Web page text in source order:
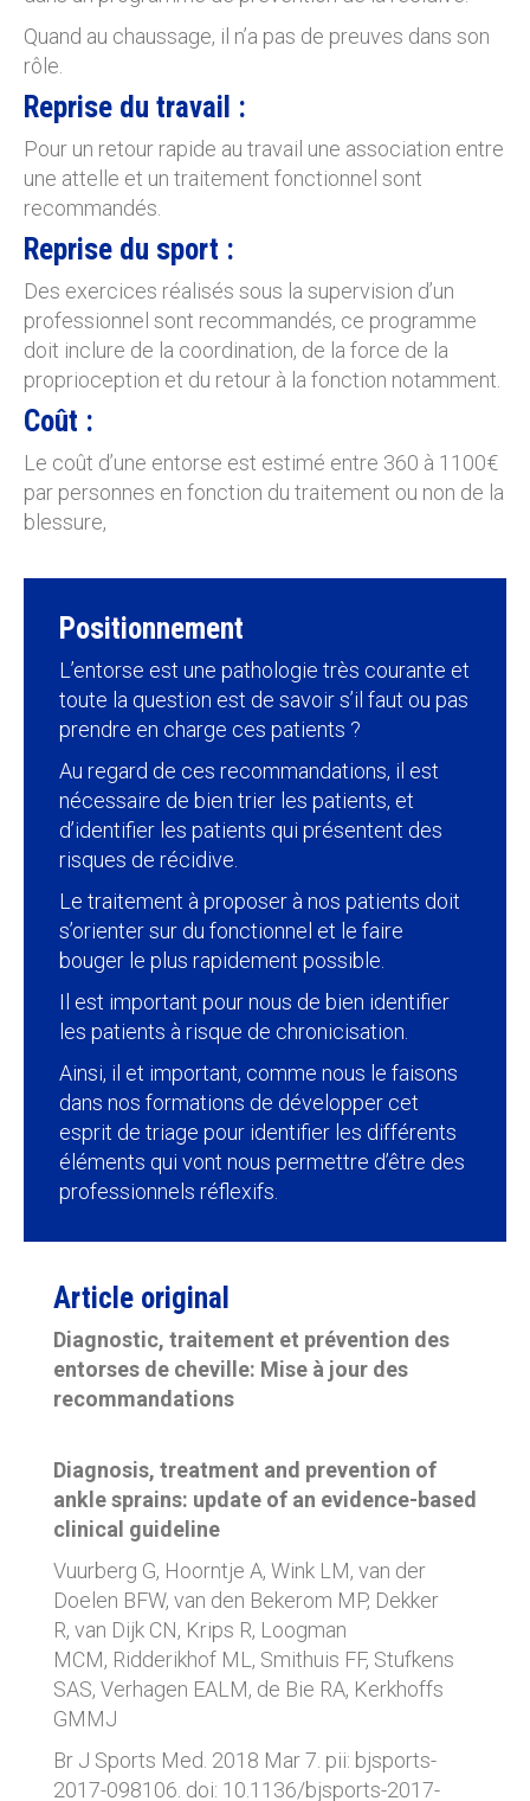
Quand au chaussage, il n’a pas de preuves dans son
rôle.
Reprise du travail :
Pour un retour rapide au travail une association entre
une attelle et un traitement fonctionnel sont
recommandés.
Reprise du sport :
Des exercices réalisés sous la supervision d’un
professionnel sont recommandés, ce programme
doit inclure de la coordination, de la force de la
proprioception et du retour à la fonction notamment.
Coût :
Le coût d’une entorse est estimé entre 360 à 1100€
par personnes en fonction du traitement ou non de la
blessure,
Positionnement
L’entorse est une pathologie très courante et
toute la question est de savoir s’il faut ou pas
prendre en charge ces patients ?
Au regard de ces recommandations, il est
nécessaire de bien trier les patients, et
d’identifier les patients qui présentent des
risques de récidive.
Le traitement à proposer à nos patients doit
s’orienter sur du fonctionnel et le faire
bouger le plus rapidement possible.
Il est important pour nous de bien identifier
les patients à risque de chronicisation.
Ainsi, il et important, comme nous le faisons
dans nos formations de développer cet
esprit de triage pour identifier les différents
éléments qui vont nous permettre d’être des
professionnels réflexifs.
Article original
Diagnostic, traitement et prévention des
entorses de cheville: Mise à jour des
recommandations
Diagnosis, treatment and prevention of
ankle sprains: update of an evidence-based
clinical guideline
Vuurberg G, Hoorntje A, Wink LM, van der
Doelen BFW, van den Bekerom MP, Dekker
R, van Dijk CN, Krips R, Loogman
MCM, Ridderikhof ML, Smithuis FF, Stufkens
SAS, Verhagen EALM, de Bie RA, Kerkhoffs
GMMJ
Br J Sports Med. 2018 Mar 7. pii: bjsports-
2017-098106. doi: 10.1136/bjsports-2017-